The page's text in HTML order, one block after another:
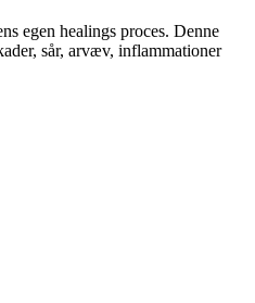
egen healings proces. Denne
sår, arvæv, inflammationer